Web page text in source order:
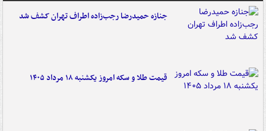
جنازه حمیدرضا رجب‌زاده اطراف تهران کشف شد
قیمت طلا و سکه امروز یکشنبه ۱۸ مرداد ۱۴۰۵